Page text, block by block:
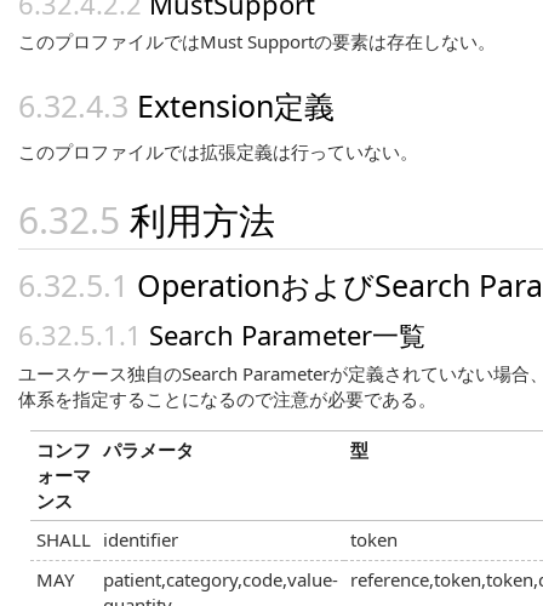
このプロファイルではMust Supportの要素は存在しない。
Extension定義
このプロファイルでは拡張定義は行っていない。
利用方法
OperationおよびSearch
Search Parameter一覧
ユースケース独自のSearch Parameterが定義されていない場
体系を指定することになるので注意が必要である。
コンフ
ォーマ
ンス
パラメータ 型
SHALL identifier
token
MAY
patient,category,code,value-